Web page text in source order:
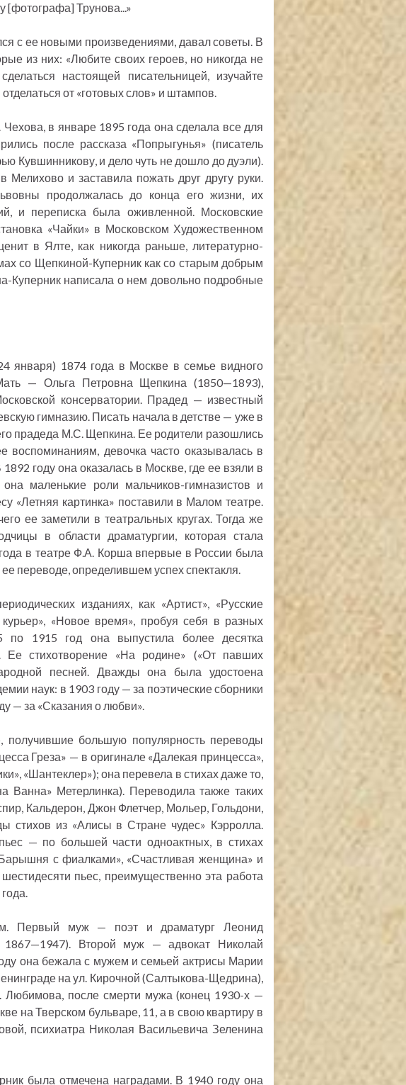
[фотографа] Трунова...»
с ее новыми произведениями, давал советы. В
из них: «Любите своих героев, но никогда не
настоящей писательницей, изучайте
от «готовых слов» и штампов.
в январе 1895 года она сделала все для
после рассказа «Попрыгунья» (писатель
Кувшинникову, и дело чуть не дошло до дуэли).
Мелихово и заставила пожать друг другу руки.
продолжалась до конца его жизни, их
и переписка была оживленной. Московские
«Чайки» в Московском Художественном
в Ялте, как никогда раньше, литературно-
со Щепкиной-Куперник как со старым добрым
Куперник написала о нем довольно подробные
января) 1874 года в Москве в семье видного
— Ольга Петровна Щепкина (1850—1893),
консерватории. Прадед — известный
гимназию. Писать начала в детстве — уже в
прадеда М.С. Щепкина. Ее родители разошлись
девочка часто оказывалась в
году она оказалась в Москве, где ее взяли в
маленькие роли мальчиков-гимназистов и
«Летняя картинка» поставили в Малом театре.
ее заметили в театральных кругах. Тогда же
в области драматургии, которая стала
в театре Ф.А. Корша впервые в России была
переводе, определившем успех спектакля.
изданиях, как «Артист», «Русские
«Новое время», пробуя себя в разных
1915 год она выпустила более десятка
Ее стихотворение «На родине» («От павших
песней. Дважды она была удостоена
наук: в 1903 году — за поэтические сборники
— за «Сказания о любви».
получившие большую популярность переводы
Греза» — в оригинале «Далекая принцесса»,
«Шантеклер»); она перевела в стихах даже то,
Ванна» Метерлинка). Переводила также таких
Кальдерон, Джон Флетчер, Мольер, Гольдони,
стихов из «Алисы в Стране чудес» Кэрролла.
— по большей части одноактных, в стихах
с фиалками», «Счастливая женщина» и
пьес, преимущественно эта работа
Первый муж — поэт и драматург Леонид
1867—1947). Второй муж — адвокат Николай
она бежала с мужем и семьей актрисы Марии
на ул. Кирочной (Салтыкова-Щедрина),
Любимова, после смерти мужа (конец 1930-х —
на Тверском бульваре, 11, а в свою квартиру в
психиатра Николая Васильевича Зеленина
была отмечена наградами. В 1940 году она